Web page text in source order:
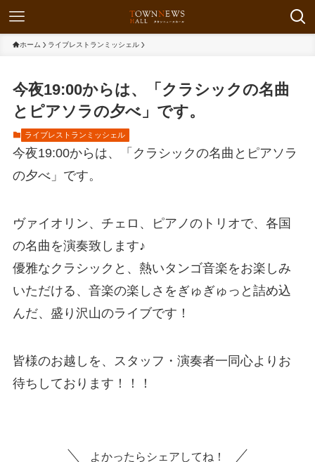
ホーム ライブレストランミッシェル
今夜19:00からは、「クラシックの名曲
とピアソラの夕べ」です。
ライブレストランミッシェル
今夜19:00からは、「クラシックの名曲とピアソラ
の夕べ」です。
ヴァイオリン、チェロ、ピアノのトリオで、各国
の名曲を演奏致します♪
優雅なクラシックと、熱いタンゴ音楽をお楽しみ
いただける、音楽の楽しさをぎゅぎゅっと詰め込
んだ、盛り沢山のライブです！
皆様のお越しを、スタッフ・演奏者一同心よりお
待ちしております！！！
よかったらシェアしてね！